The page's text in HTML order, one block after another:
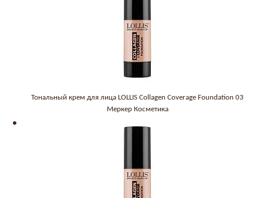
Тональный крем для лица LOLLIS Collagen Coverage Foundation 03
Меркер Косметика